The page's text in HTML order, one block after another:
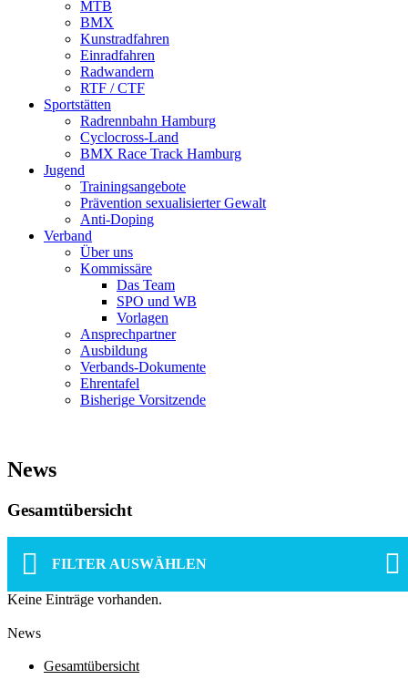
MTB
BMX
Kunstradfahren
Einradfahren
Radwandern
RTF / CTF
Sportstätten
Radrennbahn Hamburg
Cyclocross-Land
BMX Race Track Hamburg
Jugend
Trainingsangebote
Prävention sexualisierter Gewalt
Anti-Doping
Verband
Über uns
Kommissäre
Das Team
SPO und WB
Vorlagen
Ansprechpartner
Ausbildung
Verbands-Dokumente
Ehrentafel
Bisherige Vorsitzende
News
Gesamtübersicht
FILTER AUSWÄHLEN
Keine Einträge vorhanden.
News
Gesamtübersicht